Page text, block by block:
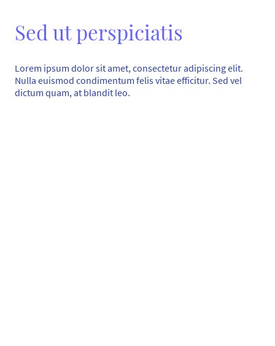
Sed ut perspiciatis
Lorem ipsum dolor sit amet, consectetur adipiscing elit.
Nulla euismod condimentum felis vitae efficitur. Sed vel
dictum quam, at blandit leo.